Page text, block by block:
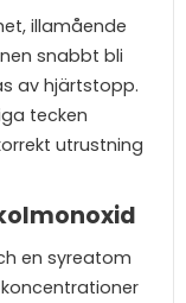
illamående
snabbt bli
av hjärtstopp.
tecken
utrustning
en syreatom